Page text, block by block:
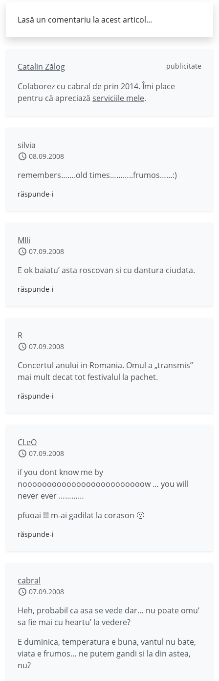
Lasă un comentariu la acest articol...
Catalin Zălog publicitate
Colaborez cu cabral de prin 2014. Îmi place
pentru că apreciază serviciile mele.
silvia
08.09.2008
remembers…….old times………..frumos……:)
răspunde-i
MIli
07.09.2008
E ok baiatu’ asta roscovan si cu dantura ciudata.
răspunde-i
R
07.09.2008
Concertul anului in Romania. Omul a „transmis”
mai mult decat tot festivalul la pachet.
răspunde-i
CLeO
07.09.2008
if you dont know me by
nooooooooooooooooooooooooow … you will
never ever …………
pfuoai !!! m-ai gadilat la corason 🙁
răspunde-i
cabral
07.09.2008
Heh, probabil ca asa se vede dar… nu poate omu’
sa fie mai cu heartu’ la vedere?
E duminica, temperatura e buna, vantul nu bate,
viata e frumos… ne putem gandi si la din astea,
nu?